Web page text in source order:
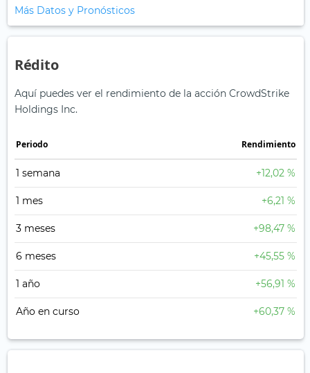
Más Datos y Pronósticos
Rédito
Aquí puedes ver el rendimiento de la acción CrowdStrike
Holdings Inc.
Periodo Rendimiento
1 semana +12,02 %
1 mes +6,21 %
3 meses +98,47 %
6 meses +45,55 %
1 año +56,91 %
Año en curso +60,37 %